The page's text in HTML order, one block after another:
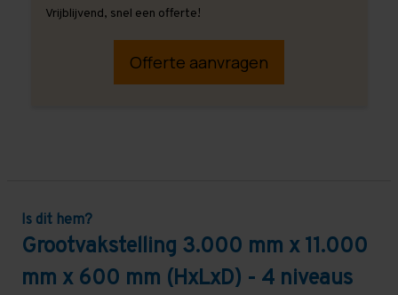
Vrijblijvend, snel een offerte!
Offerte aanvragen
Is dit hem?
Grootvakstelling 3.000 mm x 11.000
mm x 600 mm (HxLxD) - 4 niveaus